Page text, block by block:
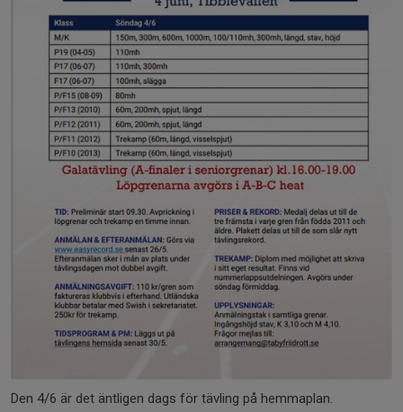
Den 4/6 är det äntligen dags för tävling på hemmaplan.